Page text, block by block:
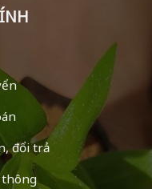
đổi trả
thông